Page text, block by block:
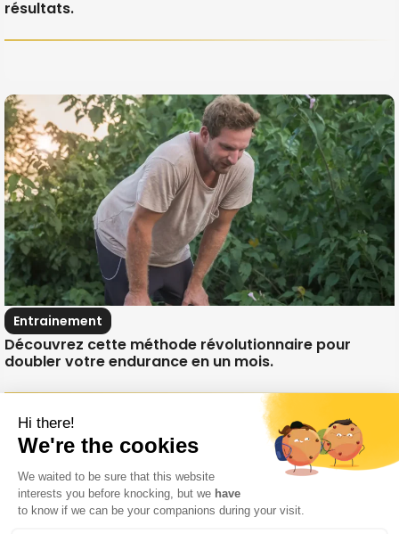
résultats.
Entrainement
Découvrez cette méthode révolutionnaire pour
doubler votre endurance en un mois.
Copyright © 2026 OKTOFIT | Powered byOKTOWEB
Hi there!
We're the cookies
We waited to be sure that this website
interests you before knocking, but we have
to know if we can be your companions during your visit.